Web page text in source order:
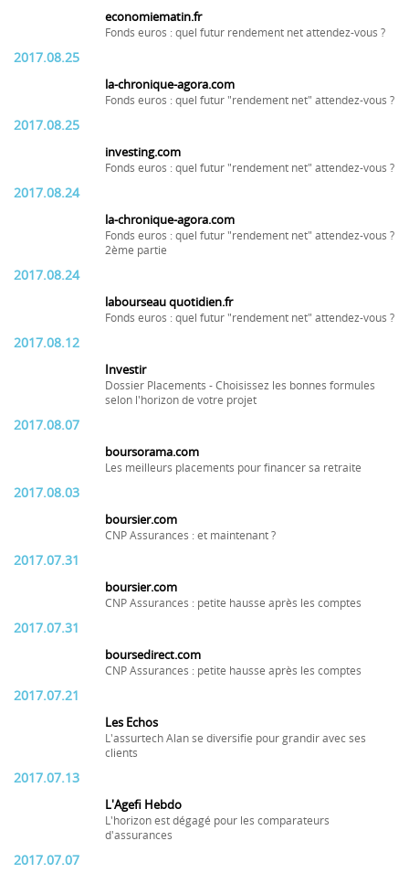
economiematin.fr
Fonds euros : quel futur rendement net attendez-vous ?
2017.08.25
la-chronique-agora.com
Fonds euros : quel futur "rendement net" attendez-vous ?
2017.08.25
investing.com
Fonds euros : quel futur "rendement net" attendez-vous ?
2017.08.24
la-chronique-agora.com
Fonds euros : quel futur "rendement net" attendez-vous ?
2ème partie
2017.08.24
labourseau quotidien.fr
Fonds euros : quel futur "rendement net" attendez-vous ?
2017.08.12
Investir
Dossier Placements - Choisissez les bonnes formules
selon l'horizon de votre projet
2017.08.07
boursorama.com
Les meilleurs placements pour financer sa retraite
2017.08.03
boursier.com
CNP Assurances : et maintenant ?
2017.07.31
boursier.com
CNP Assurances : petite hausse après les comptes
2017.07.31
boursedirect.com
CNP Assurances : petite hausse après les comptes
2017.07.21
Les Echos
L'assurtech Alan se diversifie pour grandir avec ses
clients
2017.07.13
L'Agefi Hebdo
L'horizon est dégagé pour les comparateurs
d'assurances
2017.07.07